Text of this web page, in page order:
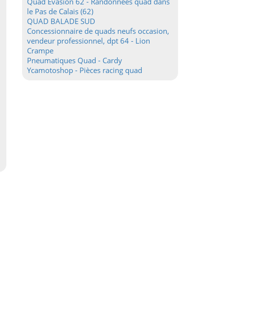
le Pas de Calais (62)
QUAD BALADE SUD
Concessionnaire de quads neufs occasion,
vendeur professionnel, dpt 64 - Lion
Crampe
Pneumatiques Quad - Cardy
Ycamotoshop - Pièces racing quad